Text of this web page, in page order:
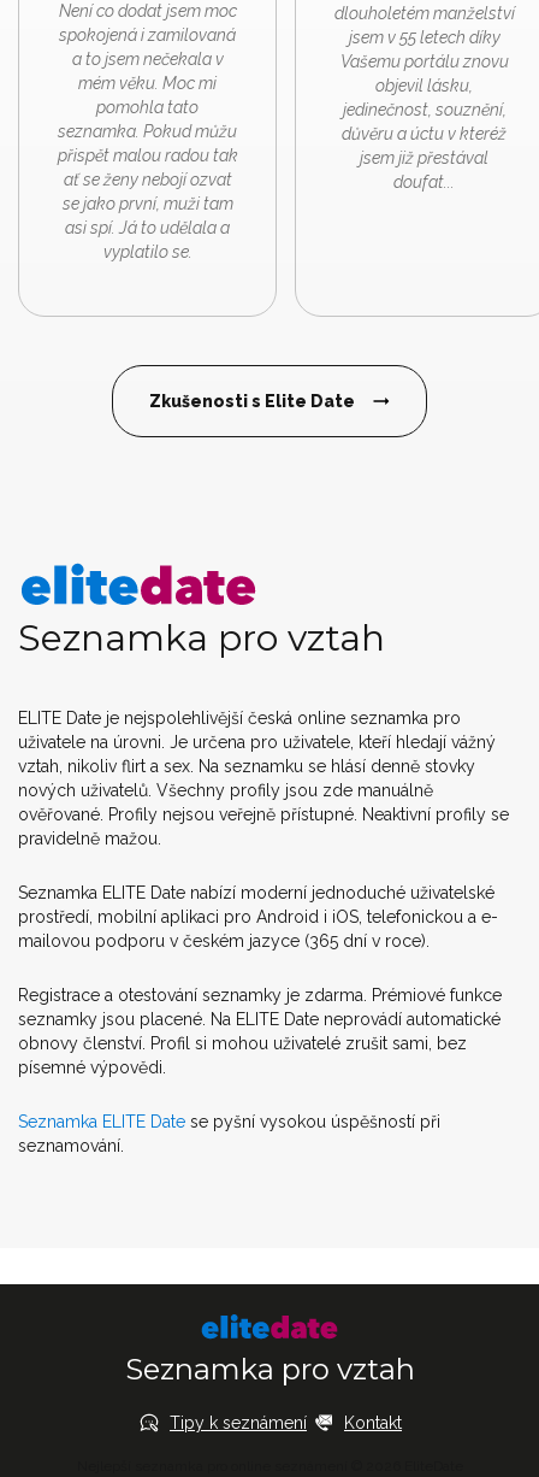
Není co dodat jsem moc
spokojená i zamilovaná
a to jsem nečekala v
mém věku. Moc mi
pomohla tato
seznamka. Pokud můžu
přispět malou radou tak
ať se ženy nebojí ozvat
se jako první, muži tam
asi spí. Já to udělala a
vyplatilo se.
dlouholetém manželství
jsem v 55 letech díky
Vašemu portálu znovu
objevil lásku,
jedinečnost, souznění,
důvěru a úctu v kteréž
jsem již přestával
doufat...
Zkušenosti s Elite Date
Seznamka pro vztah
ELITE Date je nejspolehlivější česká online seznamka pro
uživatele na úrovni. Je určena pro uživatele, kteří hledají vážný
vztah, nikoliv flirt a sex. Na seznamku se hlásí denně stovky
nových uživatelů. Všechny profily jsou zde manuálně
ověřované. Profily nejsou veřejně přístupné. Neaktivní profily se
pravidelně mažou.
Seznamka ELITE Date nabízí moderní jednoduché uživatelské
prostředí, mobilní aplikaci pro Android i iOS, telefonickou a e-
mailovou podporu v českém jazyce (365 dní v roce).
Registrace a otestování seznamky je zdarma. Prémiové funkce
seznamky jsou placené. Na ELITE Date neprovádí automatické
obnovy členství. Profil si mohou uživatelé zrušit sami, bez
písemné výpovědi.
Seznamka ELITE Date se pyšní vysokou úspěšností při
seznamování.
Seznamka pro vztah
Tipy k seznámení Kontakt